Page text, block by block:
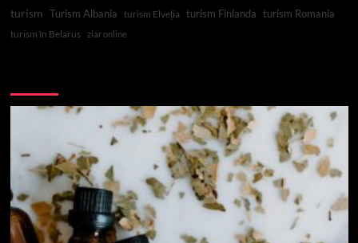
turism Turism Albania turism Elveția turism Finlanda turism Romania
turism în Belarus ziar online